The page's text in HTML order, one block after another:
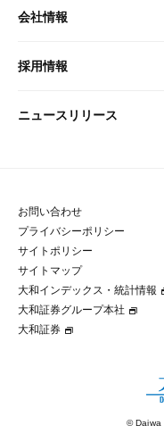
大和総研の強み
先端テクノロジーに基
政策分析
金融経済教育等
コラム
大和インデックス・
現在受付中のセミナー
サステナビリティの取
次世代社会への貢献
マルチステークホルダ
パートナーシップ構築
会社情報
会社情報 トップ
会社概要・役員一覧
大和総研の歩み
グループ会社
採用情報
採用情報 トップ
経験者採用
ニュースリリース
お問い合わせ
プライバシーポリシー
サイトポリシー
サイトマップ
大和インデックス・統計情報
大和証券グループ本社
大和証券
© Daiwa